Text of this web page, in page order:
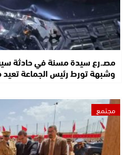
مصـ.رع سيدة مسنة في حادثة
وشبهة تورط رئيس الجماعة
مجتمع